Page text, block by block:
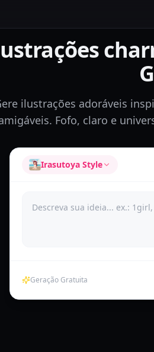
ilustrações adoráveis
Fofo, claro e
Irasutoya Style
Geração Gratuita